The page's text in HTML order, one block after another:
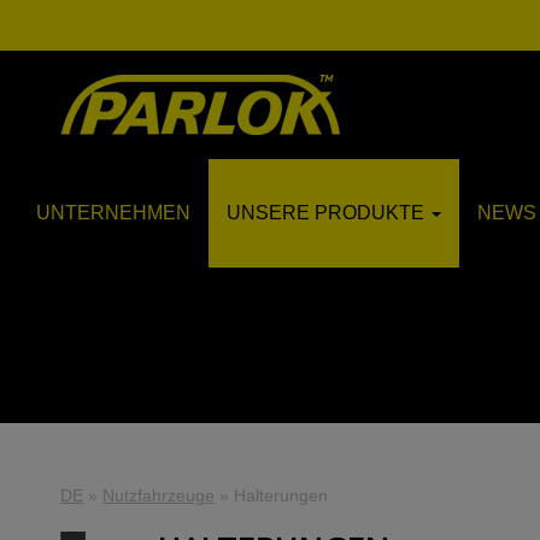
UNTERNEHMEN UNSERE PRODUKTE
DE » Nutzfahrzeuge » Halterungen